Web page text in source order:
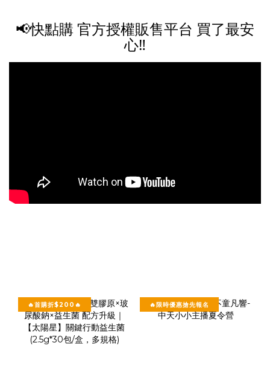
📢快點購 官方授權販售平台 買了最安
心‼️
🔥首購折$200🔥 🔥限時優惠搶先報名